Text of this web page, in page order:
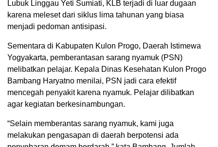
Lubuk Linggau Yeti Sumiati, KLB terjadi di luar dugaan
karena meleset dari siklus lima tahunan yang biasa
menjadi pedoman antisipasi.
Sementara di Kabupaten Kulon Progo, Daerah Istimewa
Yogyakarta, pemberantasan sarang nyamuk (PSN)
melibatkan pelajar. Kepala Dinas Kesehatan Kulon Progo
Bambang Haryatno menilai, PSN jadi cara efektif
mencegah penyakit karena nyamuk. Pelajar dilibatkan
agar kegiatan berkesinambungan.
“Selain memberantas sarang nyamuk, kami juga
melakukan pengasapan di daerah berpotensi ada